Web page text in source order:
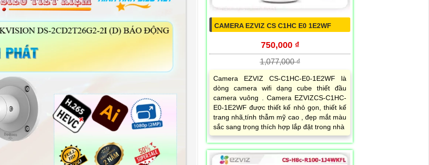
CAMERA EZVIZ CS C1HC E0 1E2WF
750,000 ₫
1,077,000 ₫
Camera EZVIZ CS-C1HC-E0-1E2WF là
dòng camera wifi dạng cube thiết đầu
camera vuông . Camera EZVIZCS-C1HC-
E0-1E2WF được thiết kế nhỏ gọn, thiết kế
trang nhã,tính thẫm mỹ cao , đẹp mắt màu
sắc sang trọng thích hợp lắp đặt trong nhà